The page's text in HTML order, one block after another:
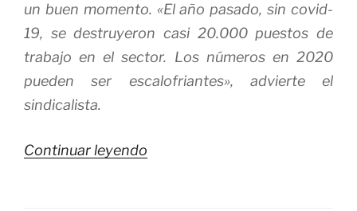
un buen momento. «El año pasado, sin covid-
19, se destruyeron casi 20.000 puestos de
trabajo en el sector. Los números en 2020
pueden ser escalofriantes», advierte el
sindicalista.
Continuar leyendo